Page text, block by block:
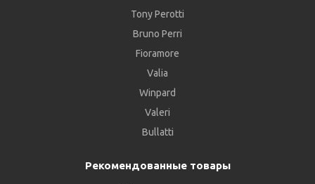
Tony Perotti
Bruno Perri
Fioramore
Valia
Winpard
Valeri
Bullatti
Рекомендованные товары